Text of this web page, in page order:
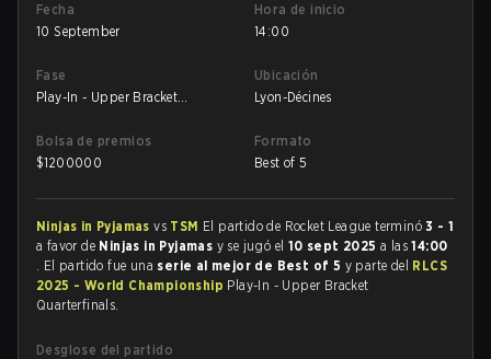
Fecha
10 September
Hora de inicio
14:00
Fase
Play-In - Upper Bracket
Ubicación
Lyon-Décines
Bolsa de premios
$1200000
Formato
Best of 5
Ninjas in Pyjamasvs TSM El partido de Rocket League terminó3 - 1
a favor de Ninjas in Pyjamas y se jugó el 10 sept 2025a las14:00
. El partido fue una serie al mejor de Best of 5 y parte del RLCS
2025 - World Championship Play-In - Upper Bracket
Quarterfinals.
Desglose del partido